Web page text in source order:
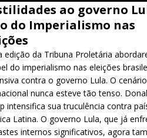
ao governo
do Imperialismo nas
edição da Tribuna Proletária
do imperialismo nas eleições
contra o governo Lula. O cenário
nunca esteve tão tenso.
intensifica sua truculência contra
Latina. O governo Lula, que já
internos significativos, agora